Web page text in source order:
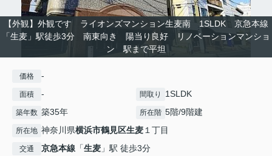
【外観】外観です ライオンズマンション生麦南 1SLDK 京急本線
「生麦」駅徒歩3分 南東向き 陽当り良好 リノベーションマンショ
ン 駅まで平坦
価格 -
面積 - 間取り 1SLDK
築年数 築35年 所在階 5階/9階建
所在地 神奈川県横浜市鶴見区生麦１丁目
交通 京急本線 「生麦 」駅 徒歩3分